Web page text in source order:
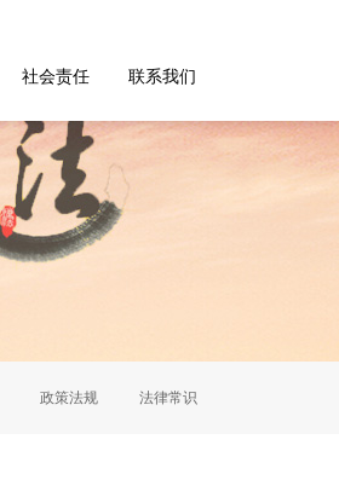
社会责任 联系我们
政策法规 法律常识